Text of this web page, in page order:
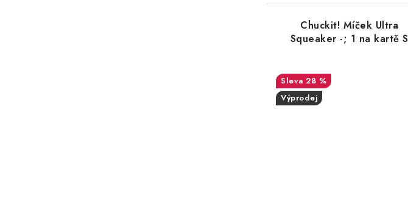
Chuckit! Míček Ultra
Squeaker -; 1 na kartě S
28 %
Výprodej